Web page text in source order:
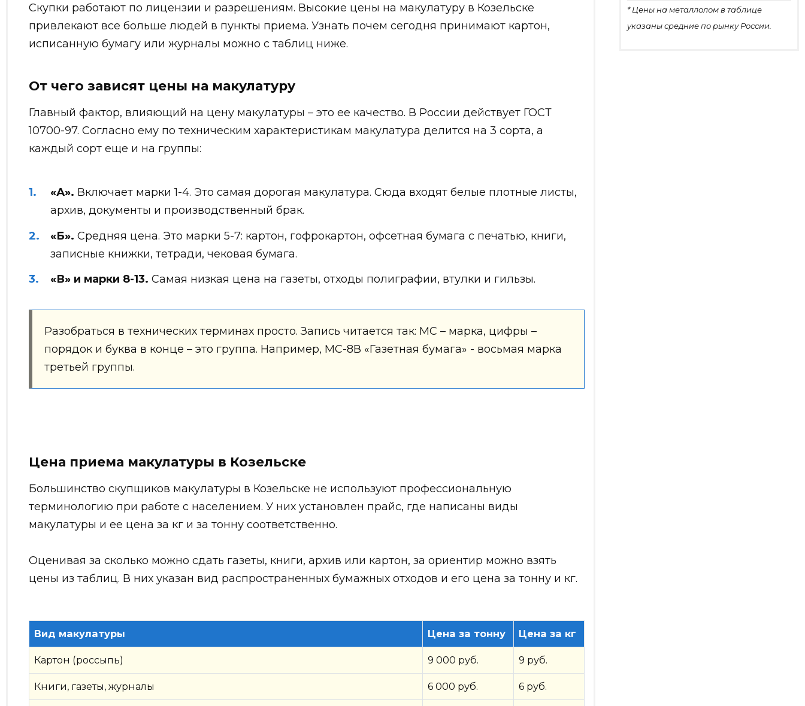
Скупки работают по лицензии и разрешениям. Высокие цены на макулатуру в Козельске
привлекают все больше людей в пункты приема. Узнать почем сегодня принимают картон,
исписанную бумагу или журналы можно с таблиц ниже.
От чего зависят цены на макулатуру
Главный фактор, влияющий на цену макулатуры – это ее качество. В России действует ГОСТ
10700-97. Согласно ему по техническим характеристикам макулатура делится на 3 сорта, а
каждый сорт еще и на группы:
«А». Включает марки 1-4. Это самая дорогая макулатура. Сюда входят белые плотные листы,
архив, документы и производственный брак.
«Б». Средняя цена. Это марки 5-7: картон, гофрокартон, офсетная бумага с печатью, книги,
записные книжки, тетради, чековая бумага.
«В» и марки 8-13. Самая низкая цена на газеты, отходы полиграфии, втулки и гильзы.
Разобраться в технических терминах просто. Запись читается так: МС – марка, цифры –
порядок и буква в конце – это группа. Например, МС-8В «Газетная бумага» - восьмая марка
третьей группы.
Цена приема макулатуры в Козельске
Большинство скупщиков макулатуры в Козельске не используют профессиональную
терминологию при работе с населением. У них установлен прайс, где написаны виды
макулатуры и ее цена за кг и за тонну соответственно.
Оценивая за сколько можно сдать газеты, книги, архив или картон, за ориентир можно взять
цены из таблиц. В них указан вид распространенных бумажных отходов и его цена за тонну и кг.
Вид макулатуры Цена за тонну Цена за кг
Картон (россыпь) 9 000 руб. 9 руб.
Книги, газеты, журналы 6 000 руб. 6 руб.
* Цены на металлолом в таблице
указаны средние по рынку России.